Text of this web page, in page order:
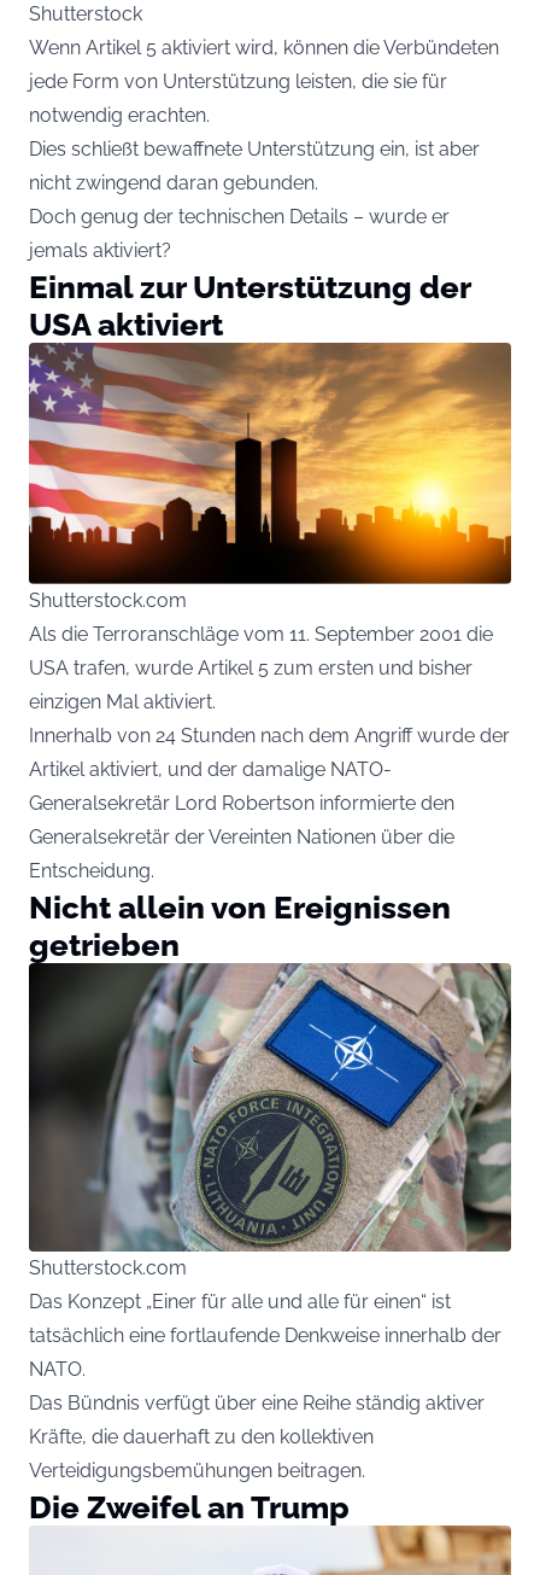
Shutterstock
Wenn Artikel 5 aktiviert wird, können die Verbündeten
jede Form von Unterstützung leisten, die sie für
notwendig erachten.
Dies schließt bewaffnete Unterstützung ein, ist aber
nicht zwingend daran gebunden.
Doch genug der technischen Details – wurde er
jemals aktiviert?
Einmal zur Unterstützung der
USA aktiviert
Shutterstock.com
Als die Terroranschläge vom 11. September 2001 die
USA trafen, wurde Artikel 5 zum ersten und bisher
einzigen Mal aktiviert.
Innerhalb von 24 Stunden nach dem Angriff wurde der
Artikel aktiviert, und der damalige NATO-
Generalsekretär Lord Robertson informierte den
Generalsekretär der Vereinten Nationen über die
Entscheidung.
Nicht allein von Ereignissen
getrieben
Shutterstock.com
Das Konzept „Einer für alle und alle für einen“ ist
tatsächlich eine fortlaufende Denkweise innerhalb der
NATO.
Das Bündnis verfügt über eine Reihe ständig aktiver
Kräfte, die dauerhaft zu den kollektiven
Verteidigungsbemühungen beitragen.
Die Zweifel an Trump